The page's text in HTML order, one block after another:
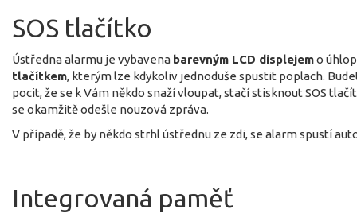
SOS tlačítko
Ústředna alarmu je vybavena barevným LCD displejemo
tlačítkem, kterým lze kdykoliv jednoduše spustit poplach.
pocit, že se k Vám někdo snaží vloupat, stačí stisknout SOS
se okamžitě odešle nouzová zpráva.
V případě, že by někdo strhl ústřednu ze zdi, se alarm spustí
Integrovaná paměť